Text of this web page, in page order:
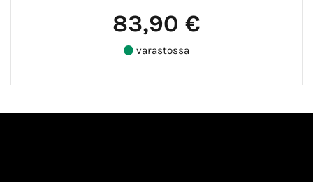
83,90 €
varastossa